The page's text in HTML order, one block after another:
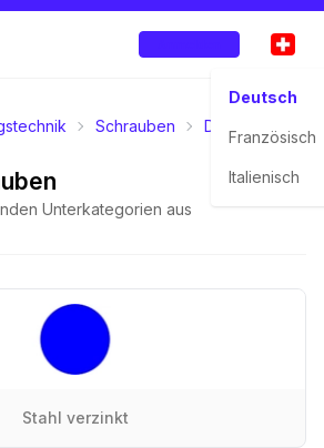
Deutsch
Französisch
Italienisch
Schrauben Diverse
Unterkategorien aus
Stahl verzinkt